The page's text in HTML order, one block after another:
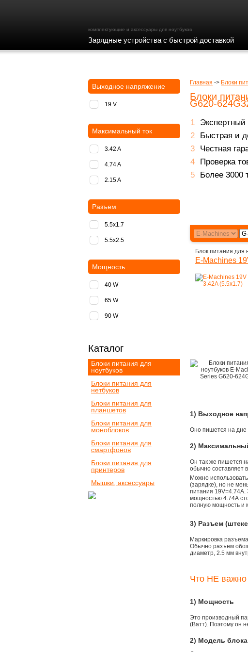
комплектующие и аксессуары для ноутбуков
Зарядные устройства с быстрой доставкой
Главная -> Блоки
Блоки
G620-
Экспертный
Быстрая и
Честная
Проверка
Более 3000
Блок питания для
E-Machines
1) Выходное
Оно пишется на дне
2)
Он так же пишется
обычно составляет
Можно
(зарядке), но не
питания 19V=4.74A.
мощностью 4.74А
полную мощность и
3) Разъем
Маркировка
Обычно разъем
диаметр, 2.5 мм
Что НЕ важно
1) Мощность
Это производный
(Ватт). Поэтому он
2) Модель блока
Выходное напряжение
19 V
Максимальный ток
3.42 A
4.74 A
2.15 A
Разъем
5.5x1.7
5.5x2.5
Мощность
40 W
65 W
90 W
Каталог
Блоки питания для
ноутбуков
Блоки питания для
нетбуков
Блоки питания для
планшетов
Блоки питания для
моноблоков
Блоки питания для
смартфонов
Блоки питания для
принтеров
Мышки, аксессуары